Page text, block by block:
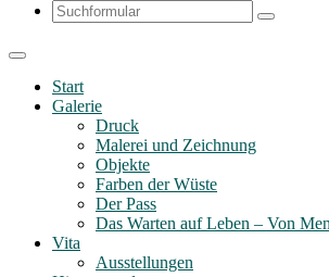
Search
Start
Galerie
Druck
Malerei und Zeichnung
Objekte
Farben der Wüste
Der Pass
Das Warten auf Leben – Von
Vita
Ausstellungen